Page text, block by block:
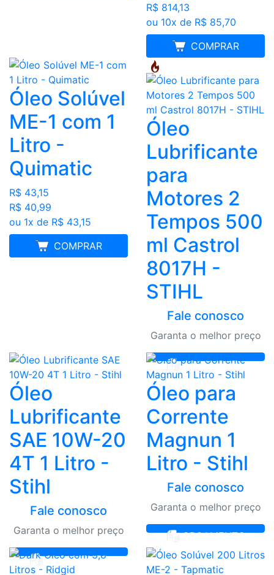
R$ 814,13
ou 10x de R$ 85,70
COMPRAR
MELHOR PREÇO
Óleo Solúvel
ME-1 com 1
Litro -
Quimatic
R$ 43,15
R$ 40,99
ou 1x de R$ 43,15
COMPRAR
MELHOR PREÇO
Óleo
Lubrificante
para
Motores 2
Tempos 500
ml Castrol
8017H -
STIHL
Fale conosco
Garanta o melhor preço
ORÇAMENTO
Óleo
Lubrificante
SAE 10W-20
4T 1 Litro -
Stihl
Fale conosco
Garanta o melhor preço
ORÇAMENTO
Óleo para
Corrente
Magnun 1
Litro - Stihl
Fale conosco
Garanta o melhor preço
ORÇAMENTO